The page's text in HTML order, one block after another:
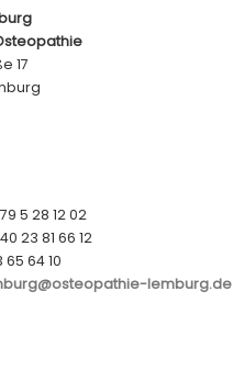
17
5 28 12 02
23 81 66 12
65 64 10
lemburg.de